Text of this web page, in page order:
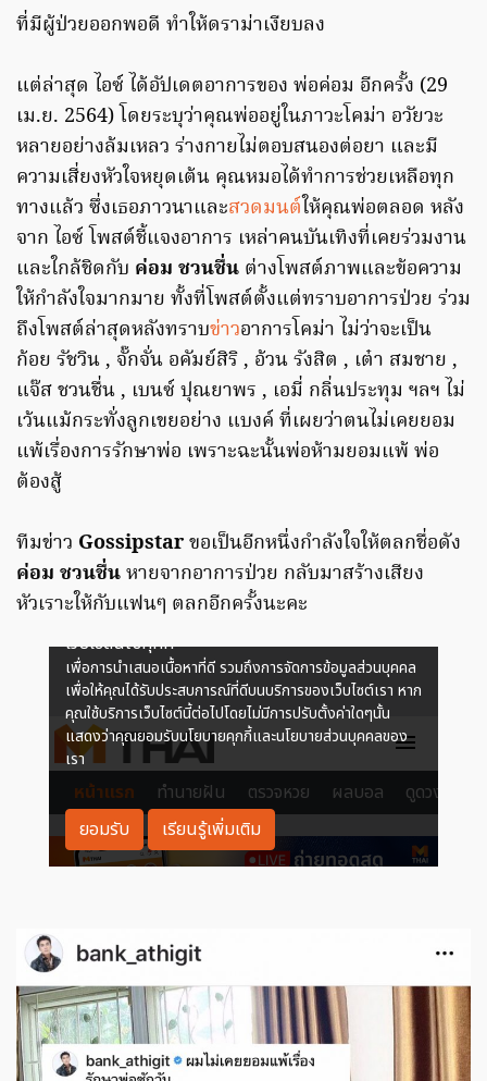
ที่มีผู้ป่วยออกพอดี ทำให้ดราม่าเงียบลง
แต่ล่าสุด ไอซ์ ได้อัปเดตอาการของ พ่อค่อม อีกครั้ง (29
เม.ย. 2564) โดยระบุว่าคุณพ่ออยู่ในภาวะโคม่า อวัยวะ
หลายอย่างล้มเหลว ร่างกายไม่ตอบสนองต่อยา และมี
ความเสี่ยงหัวใจหยุดเต้น คุณหมอได้ทำการช่วยเหลือทุก
ทางแล้ว ซึ่งเธอภาวนาและสวดมนต์ให้คุณพ่อตลอด หลัง
จาก ไอซ์ โพสต์ชี้แจงอาการ เหล่าคนบันเทิงที่เคยร่วมงาน
และใกล้ชิดกับ ค่อม ชวนชื่น ต่างโพสต์ภาพและข้อความ
ให้กำลังใจมากมาย ทั้งที่โพสต์ตั้งแต่ทราบอาการป่วย ร่วม
ถึงโพสต์ล่าสุดหลังทราบข่าวอาการโคม่า ไม่ว่าจะเป็น
ก้อย รัชวิน , จั๊กจั่น อคัมย์สิริ , อ้วน รังสิต , เต๋า สมชาย ,
แจ๊ส ชวนชื่น , เบนซ์ ปุณยาพร , เอมี่ กลิ่นประทุม ฯลฯ ไม่
เว้นแม้กระทั่งลูกเขยอย่าง แบงค์ ที่เผยว่าตนไม่เคยยอม
แพ้เรื่องการรักษาพ่อ เพราะฉะนั้นพ่อห้ามยอมแพ้ พ่อ
ต้องสู้
ทีมข่าว Gossipstarขอเป็นอีกหนึ่งกำลังใจให้ตลกชื่อดัง
ค่อม ชวนชื่นหายจากอาการป่วย กลับมาสร้างเสียง
หัวเราะให้กับแฟนๆ ตลกอีกครั้งนะคะ